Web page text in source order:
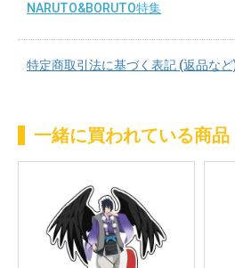
NARUTO&BORUTO特集
特定商取引法に基づく表記 (返品など
一緒に買われている商品